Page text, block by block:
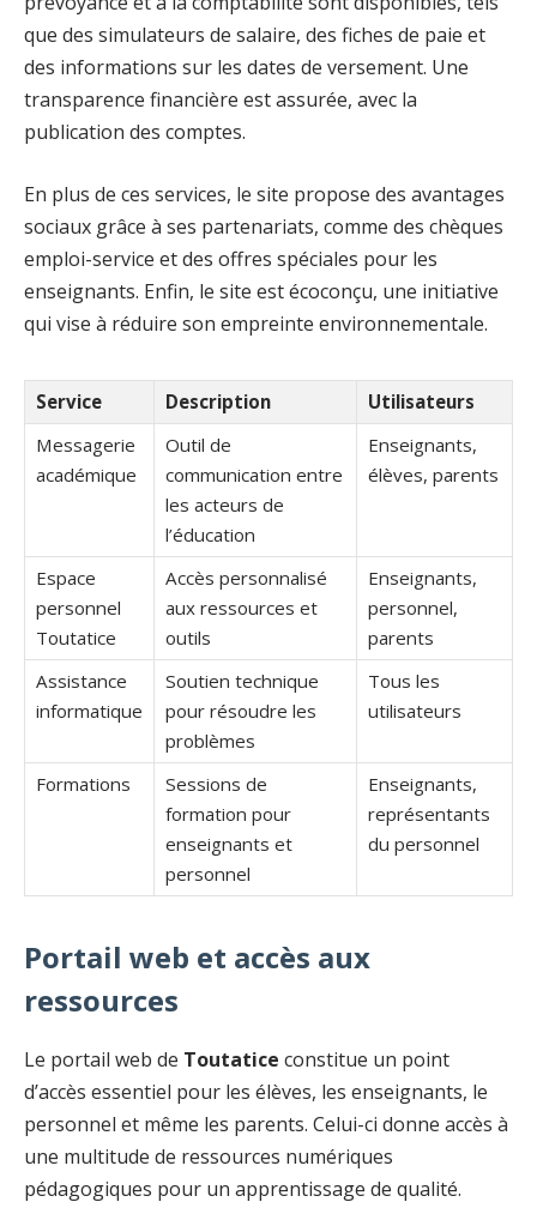
que des simulateurs de salaire, des fiches de paie et
des informations sur les dates de versement. Une
transparence financière est assurée, avec la
publication des comptes.
En plus de ces services, le site propose des avantages
sociaux grâce à ses partenariats, comme des chèques
emploi-service et des offres spéciales pour les
enseignants. Enfin, le site est écoconçu, une initiative
qui vise à réduire son empreinte environnementale.
Service Description
Utilisateurs
Messagerie
académique
Outil de
communication entre
les acteurs de
l’éducation
Enseignants,
élèves, parents
Espace
personnel
Toutatice
Accès personnalisé
aux ressources et
outils
Enseignants,
personnel,
parents
Assistance
informatique
Soutien technique
pour résoudre les
problèmes
Tous les
utilisateurs
Formations
Sessions de
formation pour
enseignants et
personnel
Enseignants,
représentants
du personnel
Portail web et accès aux
ressources
Le portail web de Toutatice constitue un point
d’accès essentiel pour les élèves, les enseignants, le
personnel et même les parents. Celui-ci donne accès à
une multitude de ressources numériques
pédagogiques pour un apprentissage de qualité.